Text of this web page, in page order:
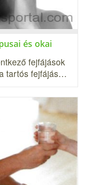
és okai
fejfájások
tartós fejfájás…